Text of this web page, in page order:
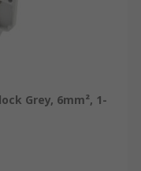
Grey, 6mm², 1-